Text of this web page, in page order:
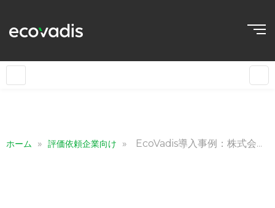
ホーム » 評価依頼企業向け » EcoVadis導入事例：株式会社IHI様